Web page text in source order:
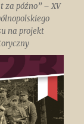
za późno” – XV
na projekt